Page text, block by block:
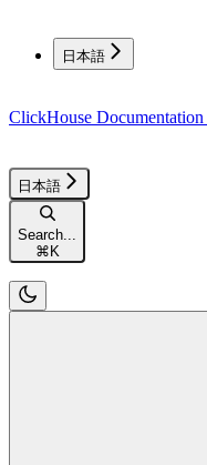
日本語
ClickHouse Documentation
日本語
Search...
⌘ K